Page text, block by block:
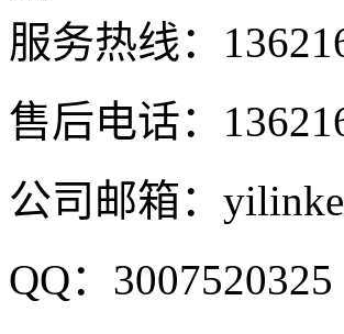
服务热线：
售后电话：
公司邮箱：
QQ：3007520325